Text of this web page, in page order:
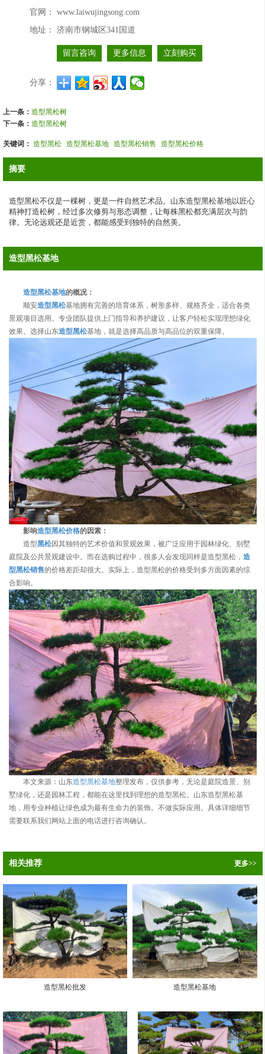
官网：
www.laiwujingsong.com
地址：
济南市钢城区341国道
留言咨询 更多信息 立刻购买
分享：
上一条： 造型黑松树
下一条： 造型黑松树
关键词： 造型黑松 造型黑松基地 造型黑松销售 造型黑松价格
摘要
造型黑松不仅是一棵树，更是一件自然艺术品。山东造型黑松基地以匠心
精神打造松树，经过多次修剪与形态调整，让每株黑松都充满层次与韵
律。无论远观还是近赏，都能感受到独特的自然美。
造型黑松基地
造型黑松基地的概况：
顺安造型黑松基地拥有完善的培育体系，树形多样、规格齐全，适合各类
景观项目选用。专业团队提供上门指导和养护建议，让客户轻松实现理想绿化
效果。选择山东造型黑松基地，就是选择高品质与高品位的双重保障。
影响造型黑松价格的因素：
造型黑松因其独特的艺术价值和景观效果，被广泛应用于园林绿化、别墅
庭院及公共景观建设中。而在选购过程中，很多人会发现同样是造型黑松， 造
型黑松销售的价格差距却很大。实际上，造型黑松的价格受到多方面因素的综
合影响。
本文来源：山东造型黑松基地整理发布，仅供参考，无论是庭院造景、别
墅绿化，还是园林工程，都能在这里找到理想的造型黑松。山东造型黑松基
地，用专业种植让绿色成为最有生命力的装饰。不做实际应用。具体详细细节
需要联系我们网站上面的电话进行咨询确认。
相关推荐 更多>>
造型黑松批发 造型黑松基地